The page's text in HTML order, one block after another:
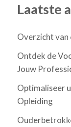
Laatste
Overzicht van
Ontdek de
Jouw
Optimaliseer
Opleiding